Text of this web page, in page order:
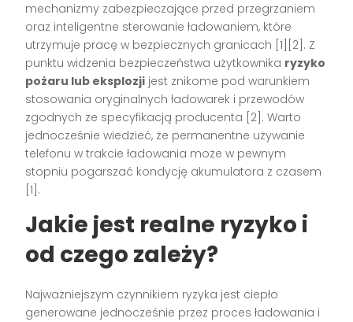
mechanizmy zabezpieczające przed przegrzaniem
oraz inteligentne sterowanie ładowaniem, które
utrzymuje pracę w bezpiecznych granicach [1][2]. Z
punktu widzenia bezpieczeństwa użytkownika ryzyko
pożaru lub eksplozji jest znikome pod warunkiem
stosowania oryginalnych ładowarek i przewodów
zgodnych ze specyfikacją producenta [2]. Warto
jednocześnie wiedzieć, że permanentne używanie
telefonu w trakcie ładowania może w pewnym
stopniu pogarszać kondycję akumulatora z czasem
[1].
Jakie jest realne ryzyko i
od czego zależy?
Najważniejszym czynnikiem ryzyka jest ciepło
generowane jednocześnie przez proces ładowania i